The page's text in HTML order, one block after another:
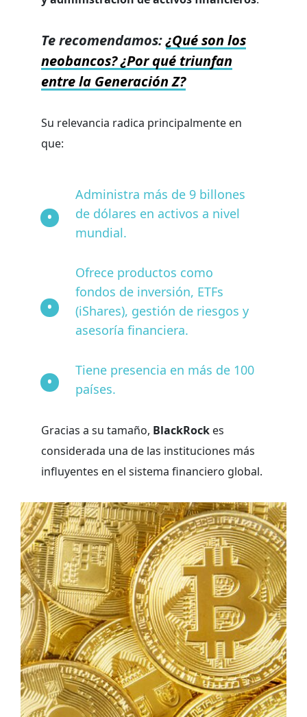
Te recomendamos:¿Qué son los
neobancos? ¿Por qué triunfan
entre la Generación Z?
Su relevancia radica principalmente en
que:
Administra más de 9 billones
de dólares en activos a nivel
mundial.
Ofrece productos como
fondos de inversión, ETFs
(iShares), gestión de riesgos y
asesoría financiera.
Tiene presencia en más de 100
países.
Gracias a su tamaño, BlackRock es
considerada una de las instituciones más
influyentes en el sistema financiero global.